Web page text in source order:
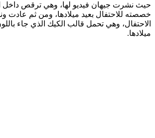
حيث نشرت جيهان فيديو لها، وهي ترقص داخل
خصصته للاحتفال بعيد ميلادها، ومن ثم عادت
الاحتفال، وهي تحمل قالب الكيك الذي جاء
ميلادها.